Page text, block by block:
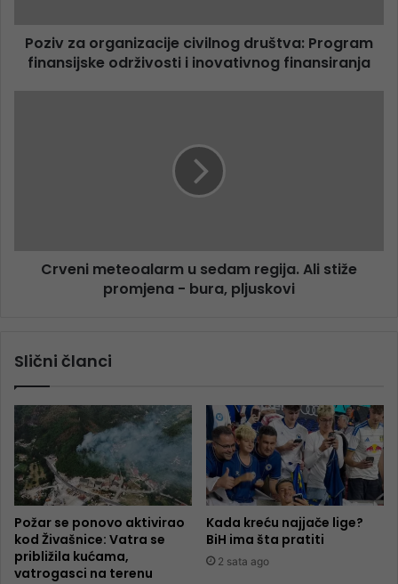
Poziv za organizacije civilnog društva: Program
finansijske održivosti i inovativnog finansiranja
Crveni meteoalarm u sedam regija. Ali stiže
promjena - bura, pljuskovi
Slični članci
Požar se ponovo aktivirao
kod Živašnice: Vatra se
približila kućama,
vatrogasci na terenu
Kada kreću najjače lige?
BiH ima šta pratiti
2 sata ago